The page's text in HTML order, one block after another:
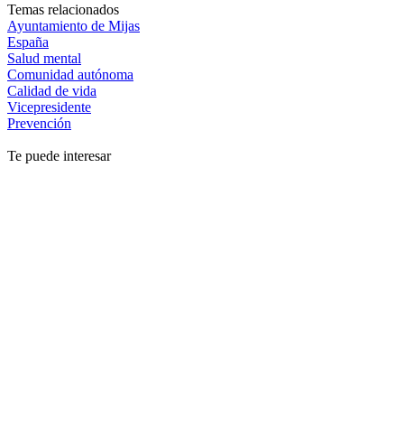
Temas relacionados
Ayuntamiento de Mijas
España
Salud mental
Comunidad autónoma
Calidad de vida
Vicepresidente
Prevención
Te puede interesar